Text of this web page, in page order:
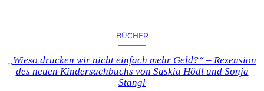
BÜCHER
„Wieso drucken wir nicht einfach mehr Geld?“ – Rezension
des neuen Kindersachbuchs von Saskia Hödl und Sonja
Stangl